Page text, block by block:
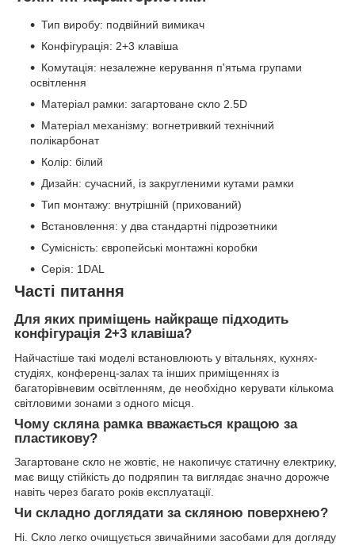
Тип виробу: подвійний вимикач
Конфігурація: 2+3 клавіша
Комутація: незалежне керування п'ятьма групами
освітлення
Матеріал рамки: загартоване скло 2.5D
Матеріал механізму: вогнетривкий технічний
полікарбонат
Колір: білий
Дизайн: сучасний, із закругленими кутами рамки
Тип монтажу: внутрішній (прихований)
Встановлення: у два стандартні підрозетники
Сумісність: європейські монтажні коробки
Серія: 1DAL
Часті питання
Для яких приміщень найкраще підходить
конфігурація 2+3 клавіша?
Найчастіше такі моделі встановлюють у вітальнях, кухнях-
студіях, конференц-залах та інших приміщеннях із
багаторівневим освітленням, де необхідно керувати кількома
світловими зонами з одного місця.
Чому скляна рамка вважається кращою за
пластикову?
Загартоване скло не жовтіє, не накопичує статичну електрику,
має вищу стійкість до подряпин та виглядає значно дорожче
навіть через багато років експлуатації.
Чи складно доглядати за скляною поверхнею?
Ні. Скло легко очищується звичайними засобами для догляду